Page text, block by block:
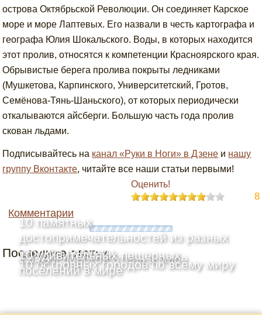
острова Октябрьской Революции. Он соединяет Карское
море и море Лаптевых. Его назвали в честь картографа и
географа Юлия Шокальского. Воды, в которых находится
этот пролив, относятся к компетенции Красноярского края.
Обрывистые берега пролива покрыты ледниками
(Мушкетова, Карпинского, Университетский, Гротов,
Семёнова-Тянь-Шаньского), от которых периодически
откалываются айсберги. Большую часть года пролив
скован льдами.
Подписывайтесь на канал «Руки в Ноги» в Дзене и нашу
группу Вконтакте, читайте все наши статьи первыми!
Оценить!
8
Комментарии
Последние статьи
10 памятных
достопримечательностей из разных
уголков планеты
Самый дорогой отель в мире
10 островных городов по всему миру
10 удивительных пещерных
поселений в мире